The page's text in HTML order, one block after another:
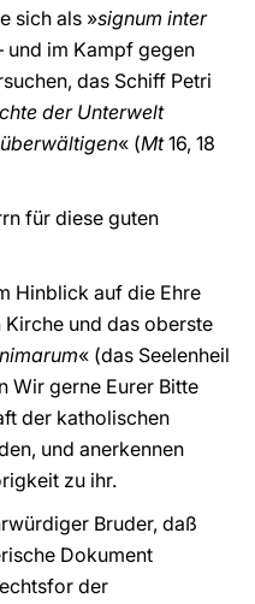
sich als »signum inter
und im Kampf gegen
das Schiff Petri
der Unterwelt
« (Mt16, 18
für diese guten
Hinblick auf die Ehre
und das oberste
« (das Seelenheil
Wir gerne Eurer Bitte
der katholischen
und anerkennen
zu ihr.
Bruder, daß
Dokument
der